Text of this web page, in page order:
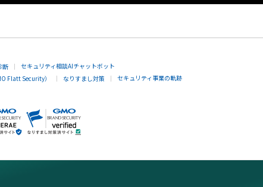
断
セキュリティ相談AIチャットボット
Flatt Security） なりすまし対策 セキュリティ事業の軌跡